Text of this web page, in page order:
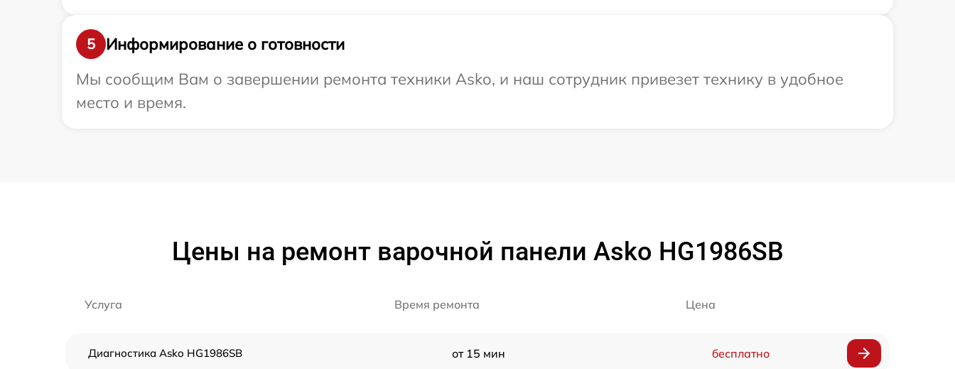
5
Информирование о готовности
Мы сообщим Вам о завершении ремонта техники Asko, и наш сотрудник привезет технику в удобное
место и время.
Цены на ремонт варочной панели Asko HG1986SB
Услуга Время ремонта Цена
Диагностика Asko HG1986SB от 15 мин бесплатно